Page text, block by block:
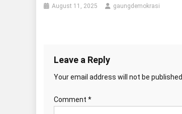
August 11, 2025 gaungdemokrasi
Leave a Reply
Your email address will not be published.
Comment *